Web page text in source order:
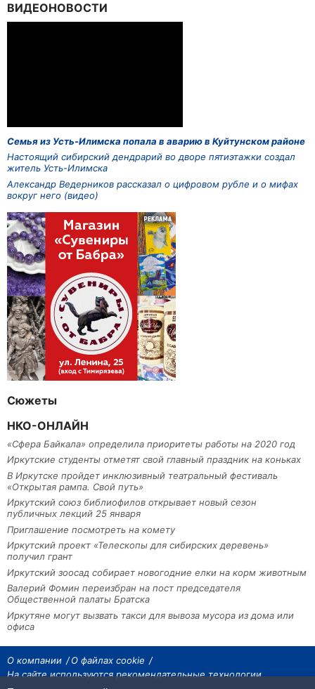
ВИДЕОНОВОСТИ
Семья из Усть-Илимска попала в аварию в Куйтунском районе
Настоящий сибирский дендрарий во дворе пятиэтажки создал
житель Усть-Илимска
Александр Ведерников рассказал о цифровом рубле и о мифах
вокруг него (видео)
Сюжеты
НКО-ОНЛАЙН
«Сфера Байкала» определила приоритеты работы на 2020 год
Иркутские студенты отметят свой главный праздник на коньках
В Иркутске пройдет инклюзивный театральный фестиваль
«Открытая рампа. Свой путь»
Иркутский союз библиофилов открывает новый сезон
публичных лекций 25 января
Приглашение посмотреть на комету
Иркутский проект «Телескопы для сибирских деревень»
получил грант
Иркутский зоосад собирает новогодние елки на корм животным
Валерий Фомин переизбран на пост председателя
Общественной палаты Братска
Иркутяне могут вызвать такси для вывоза мусора из дома или
офиса
О компании
О файлах cookie
На сайте используются рекомендательные технологии